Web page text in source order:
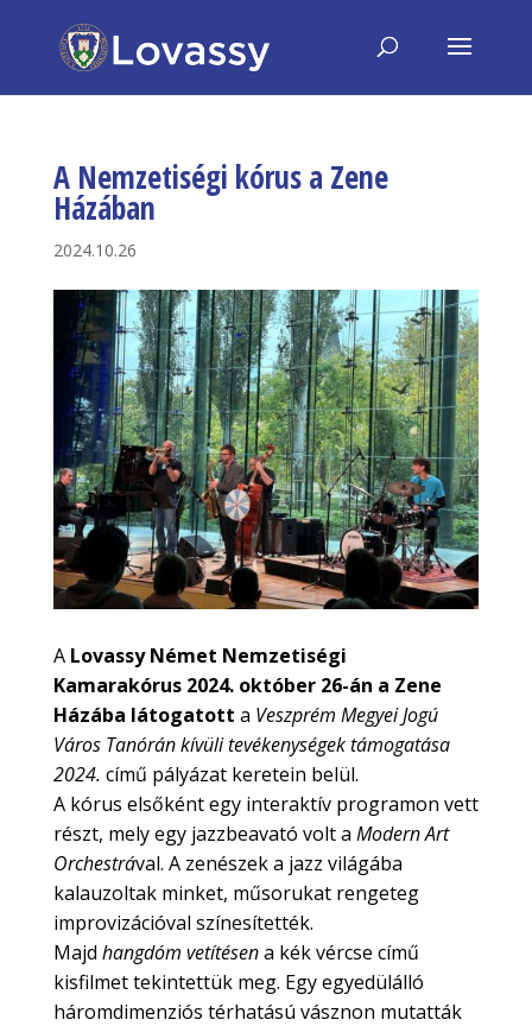
A Nemzetiségi kórus a Zene
Házában
2024.10.26
A Lovassy Német Nemzetiségi
Kamarakórus 2024. október 26-án a Zene
Házába látogatott a Veszprém Megyei Jogú
Város Tanórán kívüli tevékenységek támogatása
2024. című pályázat keretein belül.
A kórus elsőként egy interaktív programon vett
részt, mely egy jazzbeavató volt a Modern Art
Orchestrával. A zenészek a jazz világába
kalauzoltak minket, műsorukat rengeteg
improvizációval színesítették.
Majd hangdóm vetítésena kék vércse című
kisfilmet tekintettük meg. Egy egyedülálló
háromdimenziós térhatású vásznon mutatták